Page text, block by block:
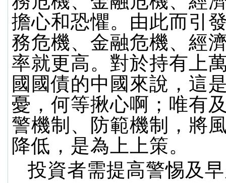
擔心和恐懼。由此而引
務危機、金融危機、經
率就更高。對於持有上
國國債的中國來說，這
憂，何等揪心啊；唯有
警機制、防範機制，將
降低，是為上上策。
投資者需提高警惕及